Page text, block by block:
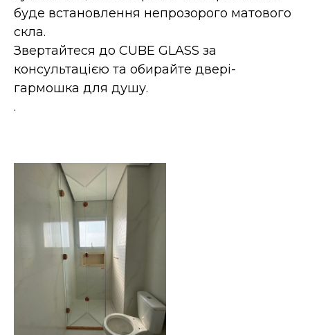
буде встановлення непрозорого матового
скла.
Звертайтеся до CUBE GLASS за
консультацією та обирайте двері-
гармошка для душу.
.